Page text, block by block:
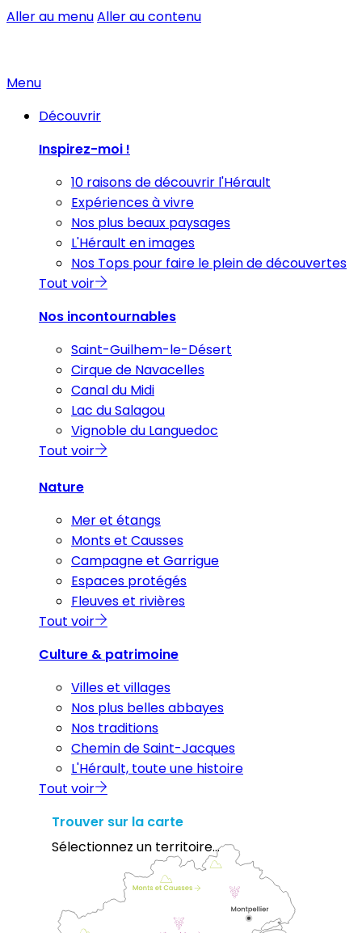
Aller au menuAller au contenu
Menu
Découvrir
Inspirez-moi !
10 raisons de découvrir l'Hérault
Expériences à vivre
Nos plus beaux paysages
L'Hérault en images
Nos Tops pour faire le plein de découvertes
Tout voir
Nos incontournables
Saint-Guilhem-le-Désert
Cirque de Navacelles
Canal du Midi
Lac du Salagou
Vignoble du Languedoc
Tout voir
Nature
Mer et étangs
Monts et Causses
Campagne et Garrigue
Espaces protégés
Fleuves et rivières
Tout voir
Culture & patrimoine
Villes et villages
Nos plus belles abbayes
Nos traditions
Chemin de Saint-Jacques
L'Hérault, toute une histoire
Tout voir
Trouver sur la carte
Sélectionnez un territoire...